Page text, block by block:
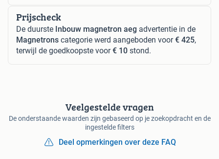
Prijscheck
De duurste Inbouw magnetron aeg advertentie in de
Magnetrons categorie werd aangeboden voor€ 425,
terwijl de goedkoopste voor€ 10 stond.
Veelgestelde vragen
De onderstaande waarden zijn gebaseerd op je zoekopdracht en de
ingestelde filters
Deel opmerkingen over deze FAQ